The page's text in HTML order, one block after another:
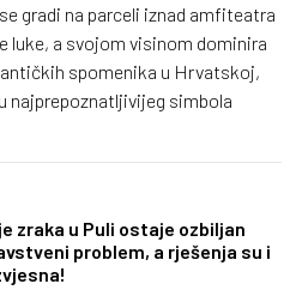
gradi na parceli iznad amfiteatra
luke, a svojom visinom dominira
spomenika u Hrvatskoj,
najprepoznatljivijeg simbola
zraka u Puli ostaje ozbiljan
problem, a rješenja su i